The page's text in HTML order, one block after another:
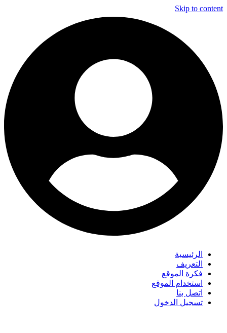
Skip to content
الرئيسية
التعريف
فكرة الموقع
استخدام الموقع
اتصل بنا
تسجيل الدخول